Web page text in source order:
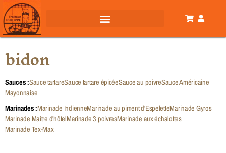
bidon
Sauces :Sauce tartareSauce tartare épicéeSauce au poivreSauce Américaine
Mayonnaise
Marinades :Marinade IndienneMarinade au piment d'EspeletteMarinade Gyros
Marinade Maître d'hôtelMarinade 3 poivresMarinade aux échalottes
Marinade Tex-Max